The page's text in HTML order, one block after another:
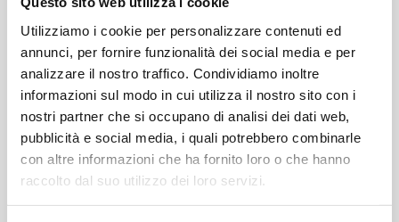
Utilizziamo i cookie per personalizzare contenuti ed
annunci, per fornire funzionalità dei social media e per
analizzare il nostro traffico. Condividiamo inoltre
informazioni sul modo in cui utilizza il nostro sito con i
nostri partner che si occupano di analisi dei dati web,
pubblicità e social media, i quali potrebbero combinarle
con altre informazioni che ha fornito loro o che hanno
raccolto dal suo utilizzo dei loro servizi.